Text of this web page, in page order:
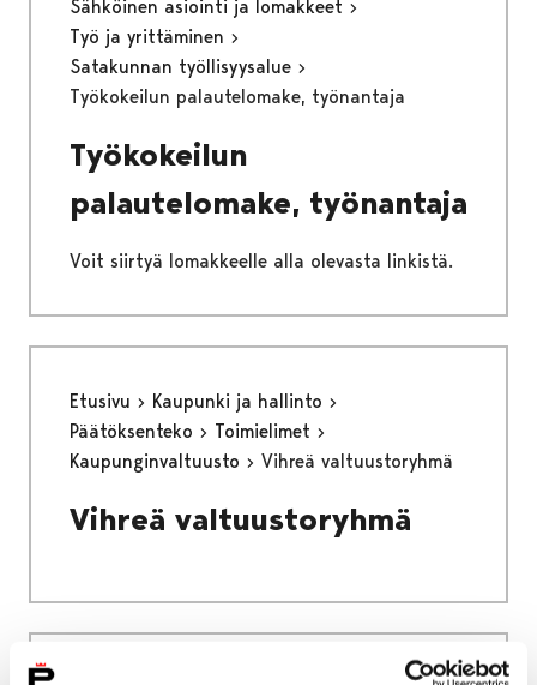
Sähköinen asiointi ja lomakkeet
Työ ja yrittäminen
Satakunnan työllisyysalue
Työkokeilun palautelomake, työnantaja
Työkokeilun
palautelomake, työnantaja
Voit siirtyä lomakkeelle alla olevasta linkistä.
Etusivu
Kaupunki ja hallinto
Päätöksenteko
Toimielimet
Kaupunginvaltuusto
Vihreä valtuustoryhmä
Vihreä valtuustoryhmä